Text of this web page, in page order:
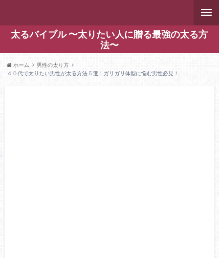
太るバイブル 〜太りたい人に贈る最強の太る方
法〜
ホーム
男性の太り方
４０代で太りたい男性が太る方法５選！ガリガリ体型に悩む男性必見！